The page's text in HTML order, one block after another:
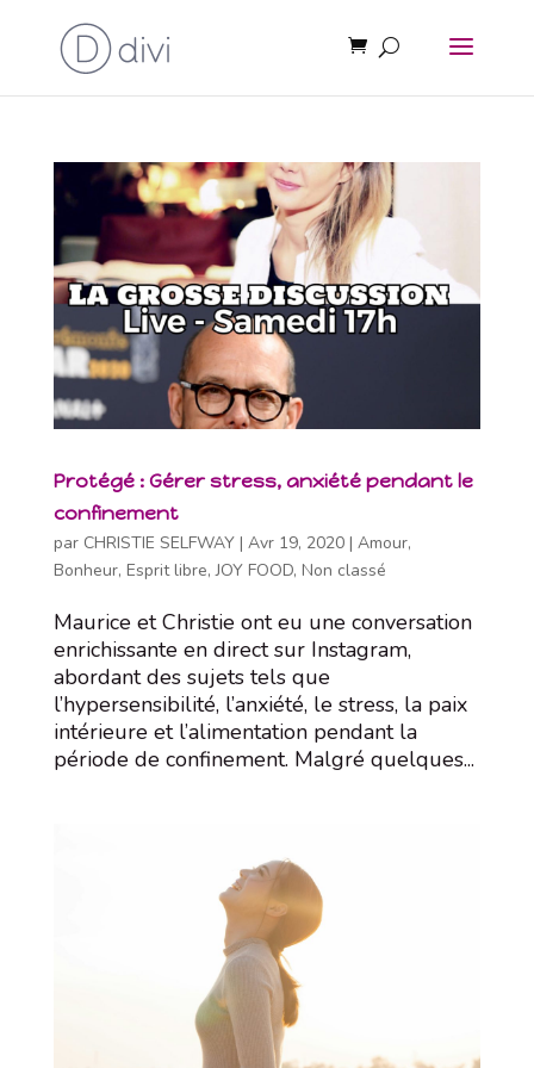
Protégé : Gérer stress, anxiété pendant le
confinement
par CHRISTIE SELFWAY| Avr 19, 2020| Amour,
Bonheur, Esprit libre,JOY FOOD, Non classé
Maurice et Christie ont eu une conversation
enrichissante en direct sur Instagram,
abordant des sujets tels que
l’hypersensibilité, l’anxiété, le stress, la paix
intérieure et l’alimentation pendant la
période de confinement. Malgré quelques...